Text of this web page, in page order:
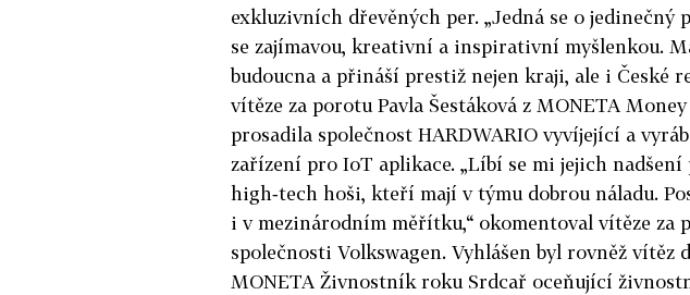
exkluzivních dřevěných per. „Jedná se o
se zajímavou, kreativní a inspirativní myšlenkou.
budoucna a přináší prestiž nejen kraji, ale i České
vítěze za porotu Pavla Šestáková z MONETA
prosadila společnost HARDWARIO vyvíjející a
zařízení pro IoT aplikace. „Líbí se mi jejich
high­‑tech hoši, kteří mají v týmu dobrou náladu.
i v mezinárodním měřítku,“ okomentoval vítěze za
společnosti Volkswagen. Vyhlášen byl rovněž vítěz
MONETA Živnostník roku Srdcař oceňující